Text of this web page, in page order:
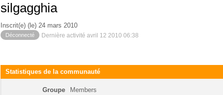
silgagghia
Inscrit(e) (le) 24 mars 2010
Déconnecté Dernière activité avril 12 2010 06:38
Statistiques de la communauté
Groupe
Members